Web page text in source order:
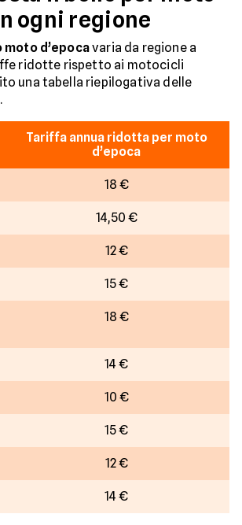
ogni regione
d’epocavaria da regione a
ridotte rispetto ai motocicli
una tabella riepilogativa delle
Tariffa annua ridotta per moto
d’epoca
18 €
14,50 €
12 €
15 €
18 €
14 €
10 €
15 €
12 €
14 €